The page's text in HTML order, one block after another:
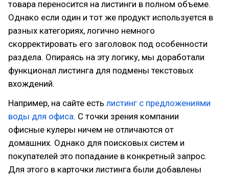
товара переносится на листинги в полном объеме.
Однако если один и тот же продукт используется в
разных категориях, логично немного
скорректировать его заголовок под особенности
раздела. Опираясь на эту логику, мы доработали
функционал листинга для подмены текстовых
вхождений.
Например, на сайте есть листинг с предложениями
воды для офиса. С точки зрения компании
офисные кулеры ничем не отличаются от
домашних. Однако для поисковых систем и
покупателей это попадание в конкретный запрос.
Для этого в карточки листинга были добавлены